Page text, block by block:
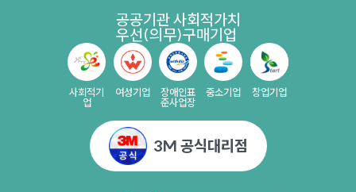
공공기관 사회적가치
우선(의무)구매기업
사회적기
업
여성기업
장애인표
준사업장
중소기업 창업기업
3M 공식대리점